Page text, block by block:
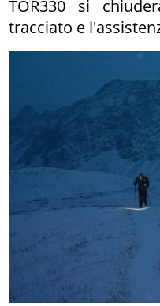
TOR330 si
tracciato e